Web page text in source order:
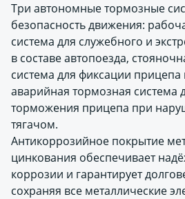
Три автономные тормозные
безопасность движения:
система для служебного и
в составе автопоезда,
система для фиксации прицепа
аварийная тормозная система
торможения прицепа при
тягачом.
Антикоррозийное покрытие
цинкования обеспечивает
коррозии и гарантирует
сохраняя все металлические